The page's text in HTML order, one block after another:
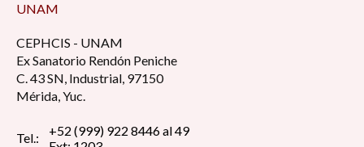
UNAM
CEPHCIS - UNAM
Ex Sanatorio Rendón Peniche
C. 43 SN, Industrial, 97150
Mérida, Yuc.
Tel.:
+52 (999) 922 8446 al 49